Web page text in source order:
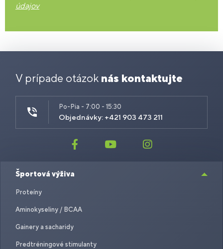
údajov
V prípade otázok nás kontaktujte
Po-Pia - 7:00 - 15:30
Objednávky: +421 903 473 211
Športová výživa
Proteíny
Aminokyseliny / BCAA
Gainery a sacharidy
Predtréningové stimulanty